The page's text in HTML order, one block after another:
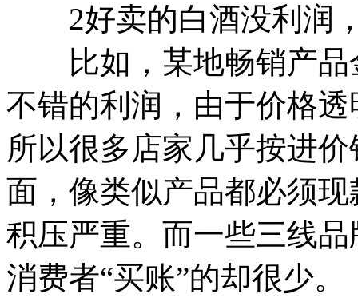
2好卖的白酒没利润，
比如，某地畅销产品
不错的利润，由于价格
所以很多店家几乎按进
面，像类似产品都必须
积压严重。而一些三线
消费者“买账”的却很少。